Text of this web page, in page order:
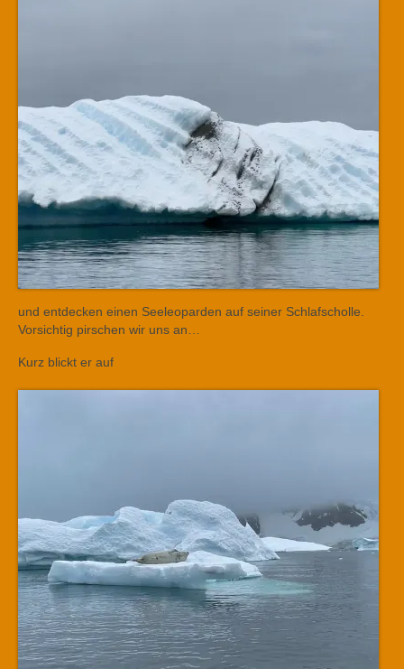
und entdecken einen Seeleoparden auf seiner Schlafscholle.
Vorsichtig pirschen wir uns an…
Kurz blickt er auf